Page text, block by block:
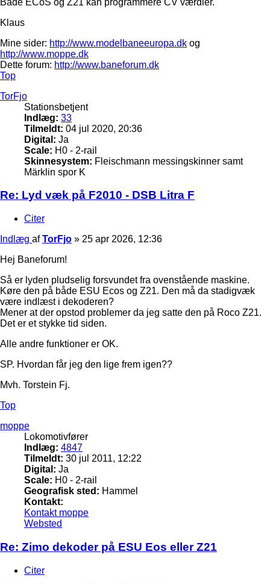
Klaus
Mine sider: http://www.modelbaneeuropa.dk og
http://www.moppe.dk
Dette forum: http://www.baneforum.dk
Top
TorFjo
Stationsbetjent
Indlæg: 33
Tilmeldt: 04 jul 2020, 20:36
Digital: Ja
Scale: H0 - 2-rail
Skinnesystem: Fleischmann messingskinner samt
Märklin spor K
Re: Lyd væk på F2010 - DSB Litra F
Citer
Indlæg afTorFjo » 25 apr 2026, 12:36
Hej Baneforum!
Så er lyden pludselig forsvundet fra ovenstående maskine.
Køre den på både ESU Ecos og Z21. Den må da stadigvæk
være indlæst i dekoderen?
Mener at der opstod problemer da jeg satte den på Roco Z21.
Det er et stykke tid siden.
Alle andre funktioner er OK.
SP. Hvordan får jeg den lige frem igen??
Mvh. Torstein Fj.
Top
moppe
Lokomotivfører
Indlæg: 4847
Tilmeldt: 30 jul 2011, 12:22
Digital: Ja
Scale: H0 - 2-rail
Geografisk sted: Hammel
Kontakt:
Kontakt moppe
Websted
Re: Zimo dekoder på ESU Eos eller Z21
Citer